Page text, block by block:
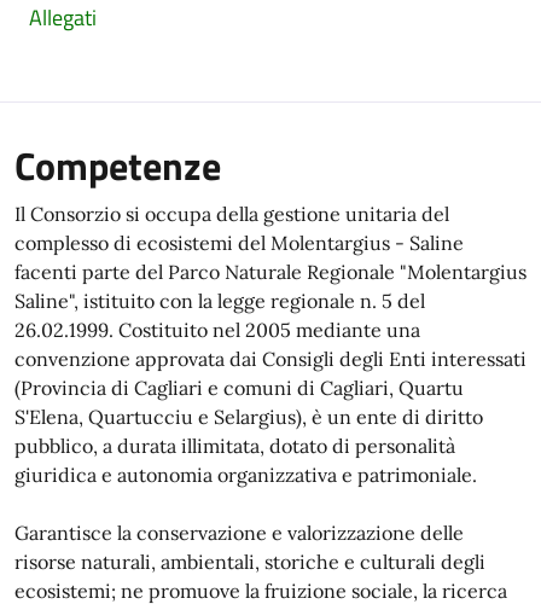
Allegati
Competenze
Il Consorzio si occupa della gestione unitaria del
complesso di ecosistemi del Molentargius - Saline
facenti parte del Parco Naturale Regionale "Molentargius
Saline", istituito con la legge regionale n. 5 del
26.02.1999. Costituito nel 2005 mediante una
convenzione approvata dai Consigli degli Enti interessati
(Provincia di Cagliari e comuni di Cagliari, Quartu
S'Elena, Quartucciu e Selargius), è un ente di diritto
pubblico, a durata illimitata, dotato di personalità
giuridica e autonomia organizzativa e patrimoniale.
Garantisce la conservazione e valorizzazione delle
risorse naturali, ambientali, storiche e culturali degli
ecosistemi; ne promuove la fruizione sociale, la ricerca